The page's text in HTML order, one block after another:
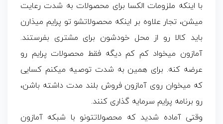
با اینکه ملزومات الکسا برای محصولات به شدت رعایت
میشن، تجار علاوه بر اینکه محصولاتشو تو پرایم میذارن
باید کالا رو از محل خودشون برای مشتری بفرستند.
آمازون میخواد کم کم دیگه فقط محصولات پرایم رو
عرضه کنه. برای همین به شدت توصیه میکنم کسایی
که میخوان روی آمازون فروش بلند مدت داشته باشن،
رو برنامه پرایم سرمایه گذاری کنند.
وقتی آماده شدید که محصولاتتونو با شبکه آمازون